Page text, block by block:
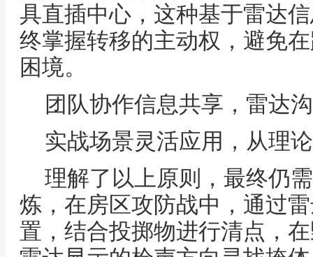
具直插中心，这种基于雷达
终掌握转移的主动权，避免
困境。
团队协作信息共享，雷达
实战场景灵活应用，从理
理解了以上原则，最终仍
炼，在房区攻防战中，通过
置，结合投掷物进行清点，